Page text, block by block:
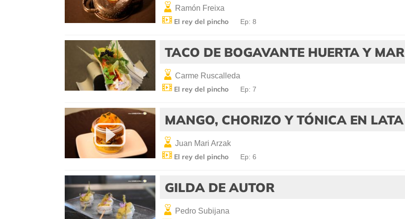
Ramón Freixa
El rey del pincho Ep: 8
TACO DE BOGAVANTE HUERTA Y MAR
Carme Ruscalleda
El rey del pincho Ep: 7
MANGO, CHORIZO Y TÓNICA EN LATA
Juan Mari Arzak
El rey del pincho Ep: 6
GILDA DE AUTOR
Pedro Subijana